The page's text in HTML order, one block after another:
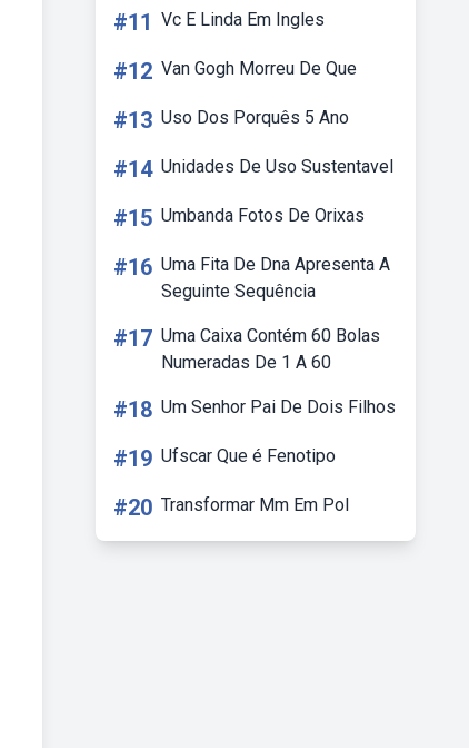
#11 Vc E Linda Em Ingles
#12 Van Gogh Morreu De Que
#13 Uso Dos Porquês 5 Ano
#14 Unidades De Uso Sustentavel
#15 Umbanda Fotos De Orixas
#16 Uma Fita De Dna Apresenta A
Seguinte Sequência
#17 Uma Caixa Contém 60 Bolas
Numeradas De 1 A 60
#18 Um Senhor Pai De Dois Filhos
#19 Ufscar Que é Fenotipo
#20 Transformar Mm Em Pol